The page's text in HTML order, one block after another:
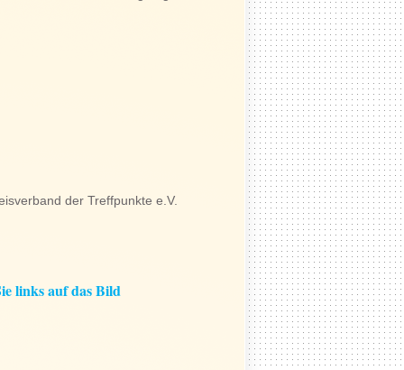
der Treffpunkte e.V.
links auf das Bild